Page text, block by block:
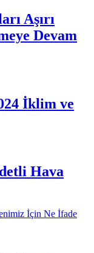
Aşırı
Devam
İklim ve
Hava